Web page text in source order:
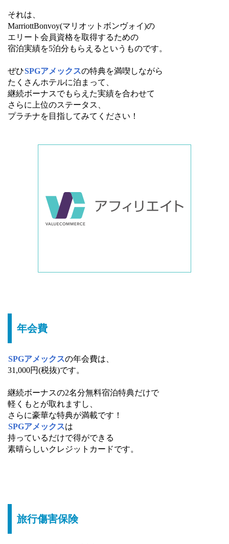
それは、
MarriottBonvoy(マリオットボンヴォイ)の
エリート会員資格を取得するための
宿泊実績を5泊分もらえるというものです。
ぜひSPGアメックスの特典を満喫しながら
たくさんホテルに泊まって、
継続ボーナスでもらえた実績を合わせて
さらに上位のステータス、
プラチナを目指してみてください！
年会費
SPGアメックスの年会費は、
31,000円(税抜)です。
継続ボーナスの2名分無料宿泊特典だけで
軽くもとが取れますし、
さらに豪華な特典が満載です！
SPGアメックスは
持っているだけで得ができる
素晴らしいクレジットカードです。
旅行傷害保険